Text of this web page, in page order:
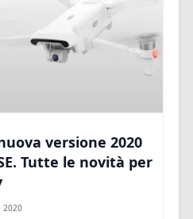
versione 2020
Tutte le novità per
2020